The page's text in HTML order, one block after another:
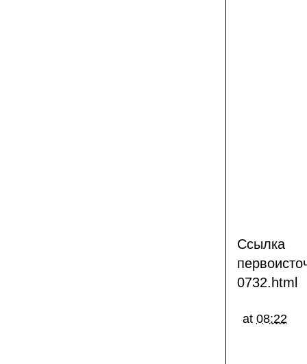
0732.html
at 08:22